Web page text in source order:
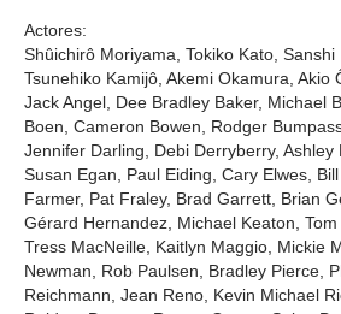
Actores:
Shûichirô Moriyama, Tokiko Kato, Sanshi
Tsunehiko Kamijô, Akemi Okamura, Akio
Jack Angel, Dee Bradley Baker, Michael
Boen, Cameron Bowen, Rodger
Jennifer Darling, Debi Derryberry, Ashley
Susan Egan, Paul Eiding, Cary Elwes,
Farmer, Pat Fraley, Brad Garrett, Brian
Gérard Hernandez, Michael Keaton, Tom
Tress MacNeille, Kaitlyn Maggio, Mickie
Newman, Rob Paulsen, Bradley Pierce,
Reichmann, Jean Reno, Kevin Michael